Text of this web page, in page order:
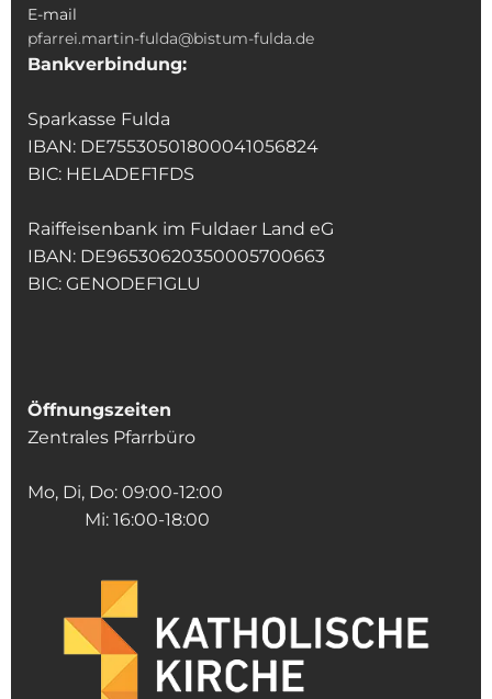
E-mail
pfarrei.martin-fulda@bistum-fulda.de
Bankverbindung:
Sparkasse Fulda
IBAN: DE75530501800041056824
BIC: HELADEF1FDS
Raiffeisenbank im Fuldaer Land eG
IBAN: DE96530620350005700663
BIC: GENODEF1GLU
Öffnungszeiten
Zentrales Pfarrbüro
Mo, Di, Do: 09:00-12:00
Mi: 16:00-18:00